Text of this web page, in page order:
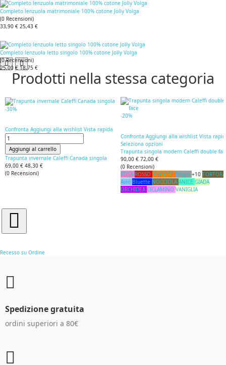
Completo lenzuola matrimoniale 100% cotone Jolly Volga
(0 Recensioni)
33,90 € 25,43 €
Completo lenzuola letto singolo 100% cotone Jolly Volga
(0Recensioni)
25,00 € 18,75 €
Prodotti nella stessa categoria
-30%
Confronta Aggiungi alla wishlist Vista rapida
Aggiungi al carrello
Trapunta invernale Caleffi Canada singola
69,00 € 48,30 €
(0 Recensioni)
-20%
Confronta Aggiungi alla wishlist Vista
Seleziona opzioni
Trapunta singola modern Caleffi double
90,00 € 72,00 €
(0 Recensioni)
ROSA ROSSO ARANCIO Grigio +10 TORTORA
Avio Bluette NOCCIOLA ANICE GIADA
ORCHIDEA CICLAMINO VANIGLIA
Recesso su Ordine
Spedizione gratuita
ordini superiori a 80€